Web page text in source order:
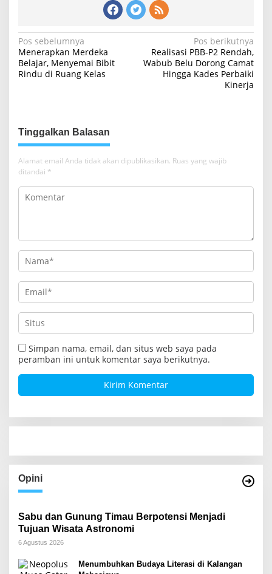
N
a
v
a
s
i
p
o
Pos sebelumnya
Menerapkan Merdeka
Belajar, Menyemai Bibit
Rindu di Ruang Kelas
Pos berikutnya
Realisasi PBB-P2 Rendah,
Wabub Belu Dorong Camat
Hingga Kades Perbaiki
Kinerja
Tinggalkan Balasan
Alamat email Anda tidak akan dipublikasikan. Ruas yang wajib
ditandai *
Simpan nama, email, dan situs web saya pada
peramban ini untuk komentar saya berikutnya.
Opini
Sabu dan Gunung Timau Berpotensi Menjadi
Tujuan Wisata Astronomi
6 Agustus 2026
Menumbuhkan Budaya Literasi di Kalangan